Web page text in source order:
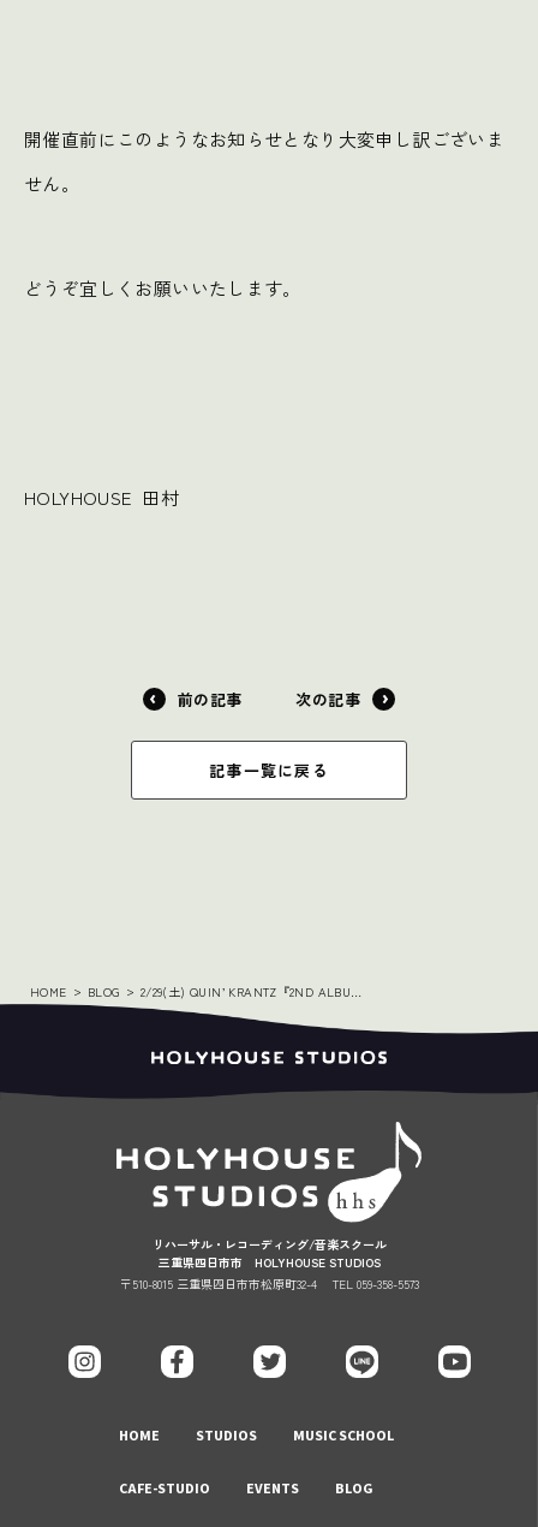
開催直前にこのようなお知らせとなり大変申し訳ございま
せん。
どうぞ宜しくお願いいたします。
HOLYHOUSE 田村
前の記事
記事一覧に戻る
次の記事
HOME BLOG 2/29(土) QUIN’ KRANTZ『2ND ALBUM RELEASE PRELIVE』 公演延期のお知らせ
リハーサル・レコーディング/音楽スクール
三重県四日市市 HOLYHOUSE STUDIOS
〒510-8015 三重県四日市市松原町32-4
TEL 059-358-5573
HOME STUDIOS MUSIC SCHOOL
CAFE-STUDIO EVENTS BLOG